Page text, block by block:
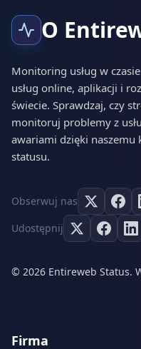
O
Monitoring usług w
usług online, aplikacji i
świecie. Sprawdzaj, czy
monitoruj problemy z
awariami dzięki
statusu.
Obserwuj nas
Udostępnij
© 2026 Entireweb Status.
Firma